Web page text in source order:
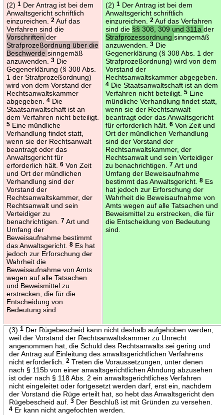
(2) 1Der Antrag ist bei dem
Anwaltsgericht schriftlich
einzureichen.
2Auf das
Verfahren sind die
Vorschriften der
Strafprozeßordnung über die
Beschwerde sinngemäß
anzuwenden.
3Die
Gegenerklärung (§ 308 Abs.
1 der Strafprozeßordnung)
wird von dem Vorstand der
Rechtsanwaltskammer
abgegeben.
4Die
Staatsanwaltschaft ist an
dem Verfahren nicht beteiligt.
5Eine mündliche
Verhandlung findet statt,
wenn sie der Rechtsanwalt
beantragt oder das
Anwaltsgericht für
erforderlich hält.
6Von Zeit
und Ort der mündlichen
Verhandlung sind der
Vorstand der
Rechtsanwaltskammer, der
Rechtsanwalt und sein
Verteidiger zu
benachrichtigen.
7Art und
Umfang der
Beweisaufnahme bestimmt
das Anwaltsgericht.
8Es hat
jedoch zur Erforschung der
Wahrheit die
Beweisaufnahme von Amts
wegen auf alle Tatsachen
und Beweismittel zu
erstrecken, die für die
Entscheidung von
Bedeutung sind.
(2) 1Der Antrag ist bei dem
Anwaltsgericht schriftlich
einzureichen.
2Auf das Verfahren
sind die §§ 308, 309 und 311a der
Strafprozessordnung sinngemäß
anzuwenden.
3Die
Gegenerklärung (§ 308 Abs. 1 der
Strafprozeßordnung) wird von dem
Vorstand der
Rechtsanwaltskammer abgegeben.
4Die Staatsanwaltschaft ist an dem
Verfahren nicht beteiligt.
5Eine
mündliche Verhandlung findet statt,
wenn sie der Rechtsanwalt
beantragt oder das Anwaltsgericht
für erforderlich hält.
6Von Zeit und
Ort der mündlichen Verhandlung
sind der Vorstand der
Rechtsanwaltskammer, der
Rechtsanwalt und sein Verteidiger
zu benachrichtigen.
7Art und
Umfang der Beweisaufnahme
bestimmt das Anwaltsgericht.
8Es
hat jedoch zur Erforschung der
Wahrheit die Beweisaufnahme von
Amts wegen auf alle Tatsachen und
Beweismittel zu erstrecken, die für
die Entscheidung von Bedeutung
sind.
(3) 1Der Rügebescheid kann nicht deshalb aufgehoben werden,
weil der Vorstand der Rechtsanwaltskammer zu Unrecht
angenommen hat, die Schuld des Rechtsanwalts sei gering und
der Antrag auf Einleitung des anwaltsgerichtlichen Verfahrens
nicht erforderlich.
2Treten die Voraussetzungen, unter denen
nach § 115b von einer anwaltsgerichtlichen Ahndung abzusehen
ist oder nach § 118 Abs. 2 ein anwaltsgerichtliches Verfahren
nicht eingeleitet oder fortgesetzt werden darf, erst ein, nachdem
der Vorstand die Rüge erteilt hat, so hebt das Anwaltsgericht den
Rügebescheid auf.
3Der Beschluß ist mit Gründen zu versehen.
4Er kann nicht angefochten werden.